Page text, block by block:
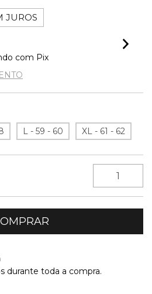
JUROS
com Pix
L - 59 - 60 XL - 61 - 62
durante toda a compra.